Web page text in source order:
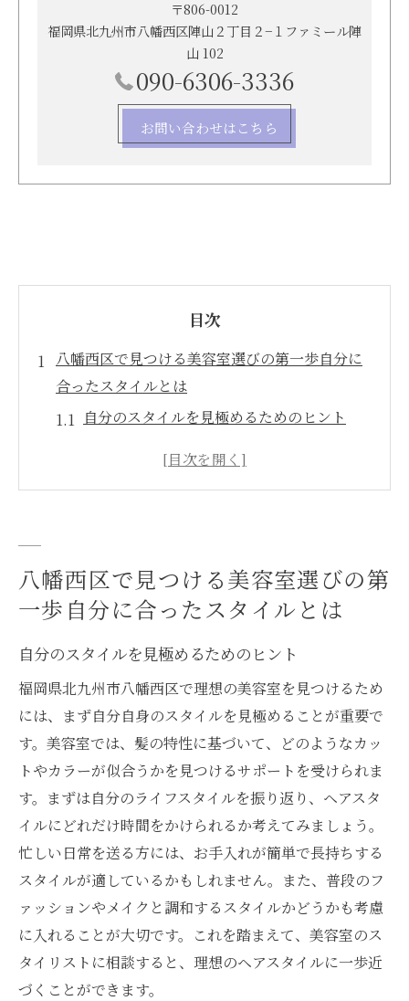
〒806-0012
福岡県北九州市八幡西区陣山２丁目２−１ファミール陣
山 102
090-6306-3336
お問い合わせはこちら
目次
八幡西区で見つける美容室選びの第一歩自分に
合ったスタイルとは
自分のスタイルを見極めるためのヒント
髪質に応じたスタイル選びの基礎
八幡西区で見つけるインスパイアするスタ
イル
専門家によるスタイルカウンセリングの重
要性
福岡県北九州市で口コミを活用した美容室探し
の秘訣
信頼できる口コミサイトの活用法
良い口コミと悪い口コミの見分け方
口コミから美容室の人気度を判断する方法
八幡西区における口コミランキングの重要
性
実際の体験談で選ぶ美容室のポイント
口コミを活かして理想のサロンを探す
八幡西区の美容室で受けるプロのカウンセリン
グ活用法
八幡西区で見つける美容室選びの第
一歩自分に合ったスタイルとは
自分のスタイルを見極めるためのヒント
福岡県北九州市八幡西区で理想の美容室を見つけるため
には、まず自分自身のスタイルを見極めることが重要で
す。美容室では、髪の特性に基づいて、どのようなカッ
トやカラーが似合うかを見つけるサポートを受けられま
す。まずは自分のライフスタイルを振り返り、ヘアスタ
イルにどれだけ時間をかけられるか考えてみましょう。
忙しい日常を送る方には、お手入れが簡単で長持ちする
スタイルが適しているかもしれません。また、普段のフ
ァッションやメイクと調和するスタイルかどうかも考慮
に入れることが大切です。これを踏まえて、美容室のス
タイリストに相談すると、理想のヘアスタイルに一歩近
づくことができます。